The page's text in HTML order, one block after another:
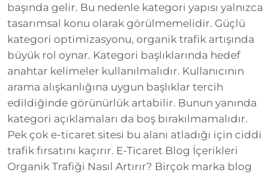
başında gelir. Bu nedenle kategori yapısı yalnızca
tasarımsal konu olarak görülmemelidir. Güçlü
kategori optimizasyonu, organik trafik artışında
büyük rol oynar. Kategori başlıklarında hedef
anahtar kelimeler kullanılmalıdır. Kullanıcının
arama alışkanlığına uygun başlıklar tercih
edildiğinde görünürlük artabilir. Bunun yanında
kategori açıklamaları da boş bırakılmamalıdır.
Pek çok e-ticaret sitesi bu alanı atladığı için ciddi
trafik fırsatını kaçırır. E-Ticaret Blog İçerikleri
Organik Trafiği Nasıl Artırır? Birçok marka blog